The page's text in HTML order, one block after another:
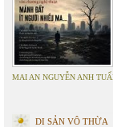
MAI AN NGUYỄN ANH
DI SẢN VÔ THỪA